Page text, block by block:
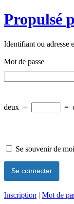
Propulsé
Identifiant ou adresse
Mot de passe
deux + =
Se souvenir de moi
Inscription | Mot de